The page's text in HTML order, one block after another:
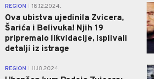
REGION 18.12.2024.
Ova ubistva ujedinila Zvicera,
Šarića i Belivuka! Njih 19
pripremalo likvidacije, isplivali
detalji iz istrage
REGION 11.10.2024.